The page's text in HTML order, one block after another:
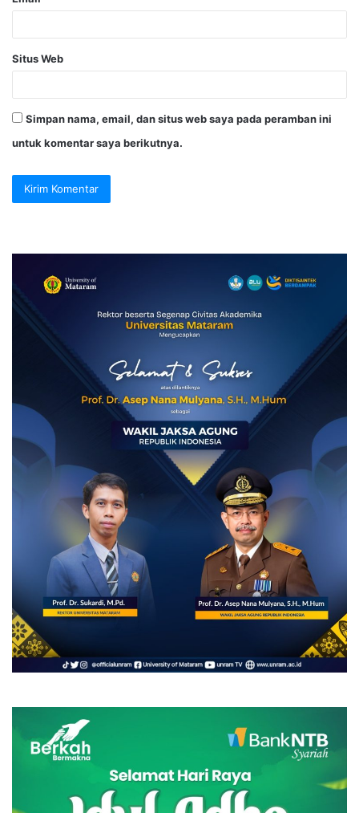
Situs Web
Simpan nama, email, dan situs web saya pada peramban ini
untuk komentar saya berikutnya.